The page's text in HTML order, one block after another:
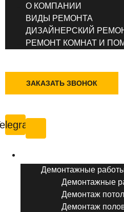
О КОМПАНИИ
ВИДЫ РЕМОНТА
ДИЗАЙНЕРСКИЙ
РЕМОНТ КОМНАТ И
ЗАКАЗАТЬ ЗВОНОК
Демонтажные
Демонтажные
Демонтаж
Демонтаж